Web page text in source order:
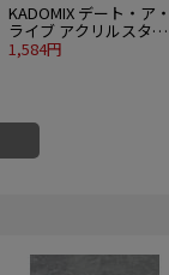
KADOMIX デート・ア
ライブ アクリルスタン
ド 時崎狂三 むにんし
1,584円